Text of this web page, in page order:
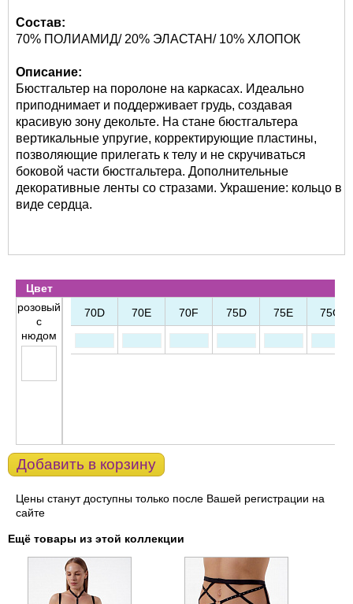
Состав:
70% ПОЛИАМИД/ 20% ЭЛАСТАН/ 10% ХЛОПОК
Описание:
Бюстгальтер на поролоне на каркасах. Идеально
приподнимает и поддерживает грудь, создавая
красивую зону декольте. На стане бюстгальтера
вертикальные упругие, корректирующие пластины,
позволяющие прилегать к телу и не скручиваться
боковой части бюстгальтера. Дополнительные
декоративные ленты со стразами. Украшение: кольцо в
виде сердца.
Цвет
розовый
с
нюдом
70D 70E 70F 75D 75E 75G
Добавить в корзину
Цены станут доступны только после Вашей регистрации на
сайте
Ещё товары из этой коллекции